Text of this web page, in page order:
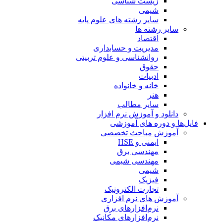
شیمی
سایر رشته های علوم پایه
سایر رشته ها
اقتصاد
مدیریت و حسابداری
روانشناسی و علوم تربیتی
حقوق
ادبیات
خانه و خانواده
هنر
سایر مطالب
دانلود و آموزش نرم افزار
فایل‌ها و دوره های آموزشی
آموزش مباحث تخصصی
ایمنی و HSE
مهندسی برق
مهندسی شیمی
شیمی
فیزیک
تجارت الکترونیک
آموزش های نرم افزاری
نرم‌افزارهای برق
نرم‌افزارهای مکانیک